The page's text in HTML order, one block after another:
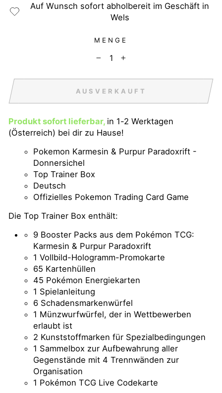
Auf Wunsch sofort abholbereit im Geschäft in
Wels
MENGE
+
AUSVERKAUFT
Produkt sofort lieferbar, in 1-2 Werktagen
(Österreich) bei dir zu Hause!
Pokemon Karmesin & Purpur Paradoxrift -
Donnersichel
Top Trainer Box
Deutsch
Offizielles Pokemon Trading Card Game
Die Top Trainer Box enthält:
9 Booster Packs aus dem Pokémon TCG:
Karmesin & Purpur Paradoxrift
1 Vollbild-Hologramm-Promokarte
65 Kartenhüllen
45 Pokémon Energiekarten
1 Spielanleitung
6 Schadensmarkenwürfel
1 Münzwurfwürfel, der in Wettbewerben
erlaubt ist
2 Kunststoffmarken für Spezialbedingungen
1 Sammelbox zur Aufbewahrung aller
Gegenstände mit 4 Trennwänden zur
Organisation
1 Pokémon TCG Live Codekarte